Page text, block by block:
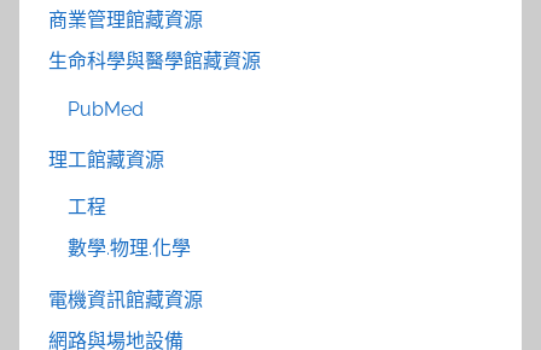
商業管理館藏資源
生命科學與醫學館藏資源
PubMed
理工館藏資源
工程
數學.物理.化學
電機資訊館藏資源
網路與場地設備